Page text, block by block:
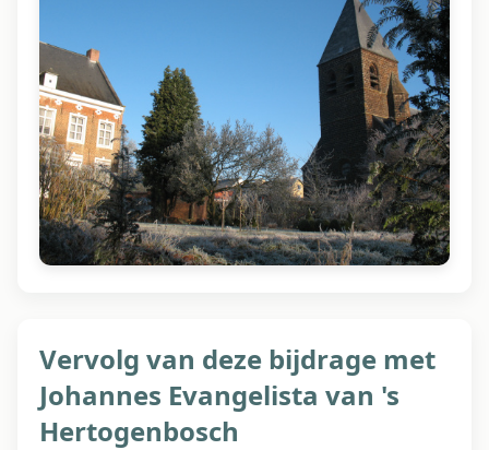
Vervolg van deze bijdrage met
Johannes Evangelista van 's
Hertogenbosch